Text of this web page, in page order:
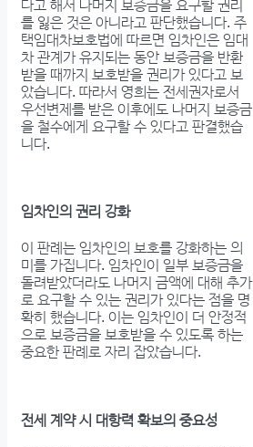
다고 해서 나머지 보증금을 요구할 권리
를 잃은 것은 아니라고 판단했습니다. 주
택임대차보호법에 따르면 임차인은 임대
차 관계가 유지되는 동안 보증금을 반환
받을 때까지 보호받을 권리가 있다고 보
았습니다. 따라서 영희는 전세권자로서
우선변제를 받은 이후에도 나머지 보증금
을 철수에게 요구할 수 있다고 판결했습
니다.
임차인의 권리 강화
이 판례는 임차인의 보호를 강화하는 의
미를 가집니다. 임차인이 일부 보증금을
돌려받았더라도 나머지 금액에 대해 추가
로 요구할 수 있는 권리가 있다는 점을 명
확히 했습니다. 이는 임차인이 더 안정적
으로 보증금을 보호받을 수 있도록 하는
중요한 판례로 자리 잡았습니다.
전세 계약 시 대항력 확보의 중요성